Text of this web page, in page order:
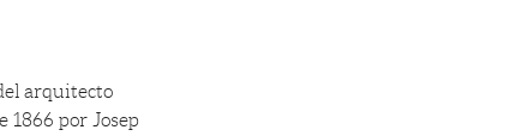
arquitecto
1866 por Josep